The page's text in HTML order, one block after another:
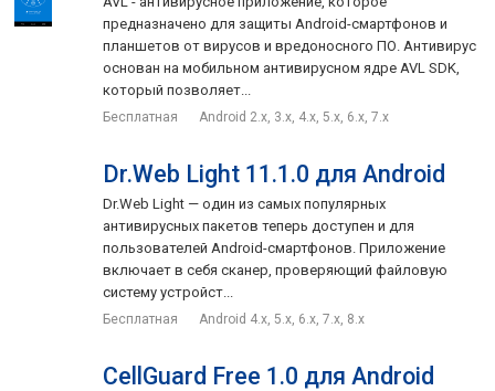
предназначено для защиты Android-смартфонов и
планшетов от вирусов и вредоносного ПО. Антивирус
основан на мобильном антивирусном ядре AVL SDK,
который позволяет...
Бесплатная Android 2.x, 3.x, 4.x, 5.x, 6.x, 7.x
Dr.Web Light 11.1.0 для Android
Dr.Web Light — один из самых популярных
антивирусных пакетов теперь доступен и для
пользователей Android-смартфонов. Приложение
включает в себя сканер, проверяющий файловую
систему устройст...
Бесплатная Android 4.x, 5.x, 6.x, 7.x, 8.x
CellGuard Free 1.0 для Android